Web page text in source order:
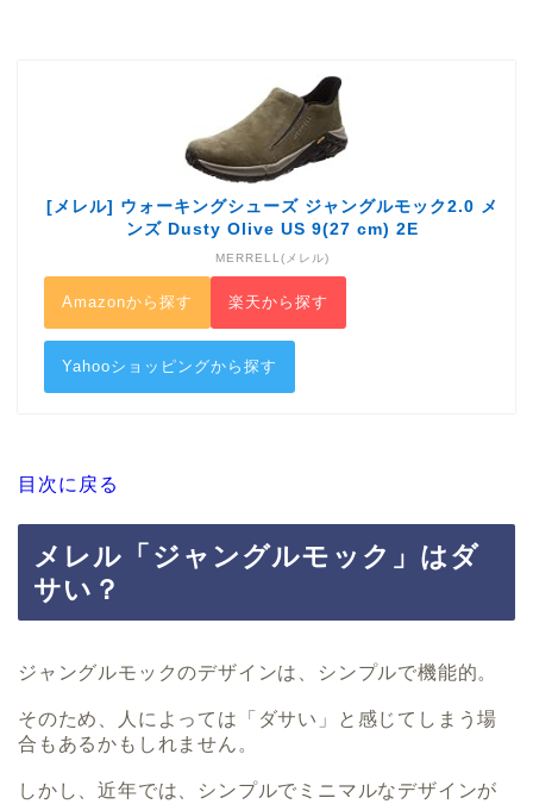
[メレル] ウォーキングシューズ ジャングルモック2.0 メ
ンズ Dusty Olive US 9(27 cm) 2E
MERRELL(メレル)
Amazonから探す 楽天から探す
Yahooショッピングから探す
目次に戻る
メレル「ジャングルモック」はダ
サい？
ジャングルモックのデザインは、シンプルで機能的。
そのため、人によっては「ダサい」と感じてしまう場
合もあるかもしれません。
しかし、近年では、シンプルでミニマルなデザインが